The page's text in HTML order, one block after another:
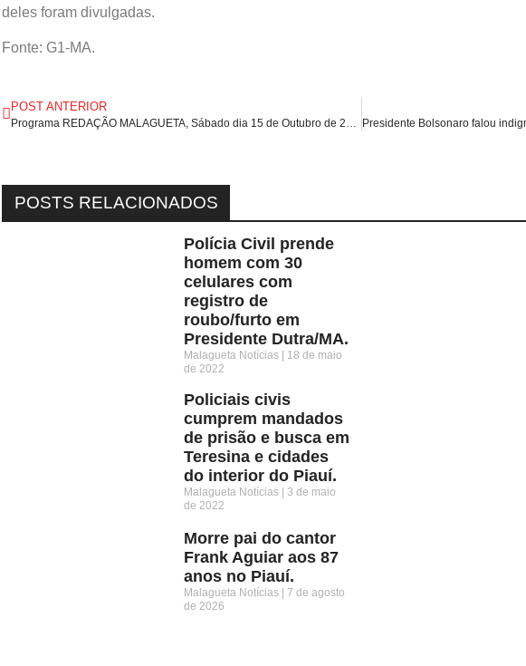
deles foram divulgadas.
Fonte: G1-MA.
POST ANTERIOR
Programa REDAÇÃO MALAGUETA, Sábado dia 15 de Outubro de 2022.
POSTS RELACIONADOS
Polícia Civil prende
homem com 30
celulares com
registro de
roubo/furto em
Presidente Dutra/MA.
Malagueta Notícias
18 de maio
de 2022
Policiais civis
cumprem mandados
de prisão e busca em
Teresina e cidades
do interior do Piauí.
Malagueta Notícias
3 de maio
de 2022
Morre pai do cantor
Frank Aguiar aos 87
anos no Piauí.
Malagueta Notícias
7 de agosto
de 2026